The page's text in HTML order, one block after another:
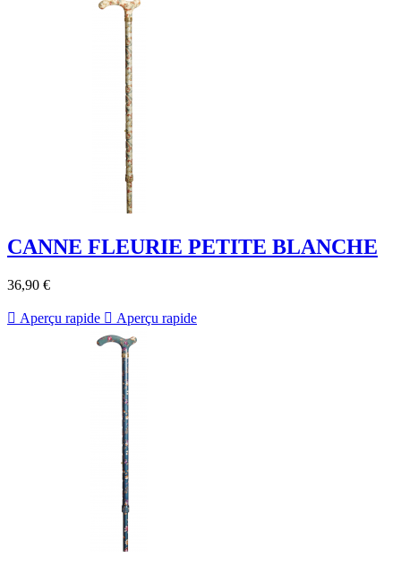
CANNE FLEURIE PETITE BLANCHE
36,90 €
 Aperçu rapide  Aperçu rapide